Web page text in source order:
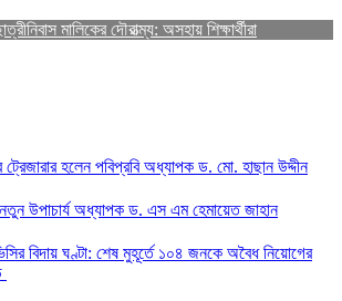
মালিকের দৌরাত্ম্য: অসহায় শিক্ষার্থীরা
ট্রেজারার হলেন পবিপ্রবি অধ্যাপক ড. মো. হাছান উদ্দীন
নতুন উপাচার্য অধ্যাপক ড. এস এম হেমায়েত জাহান
বিদায় ঘণ্টা: শেষ মুহূর্তে ১০৪ জনকে অবৈধ নিয়োগের